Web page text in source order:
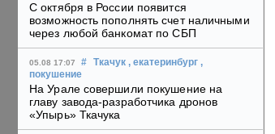
С октября в России появится
возможность пополнять счет наличными
через любой банкомат по СБП
05.08 17:07 # Ткачук , екатеринбург ,
покушение
На Урале совершили покушение на
главу завода-разработчика дронов
«Упырь» Ткачука